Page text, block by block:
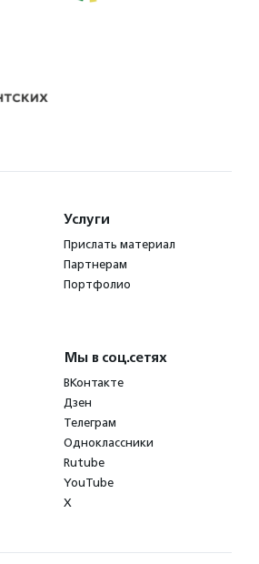
Услуги
Прислать материал
Партнерам
Портфолио
Мы в соц.сетях
ВКонтакте
Дзен
Телеграм
Одноклассники
Rutube
YouTube
X